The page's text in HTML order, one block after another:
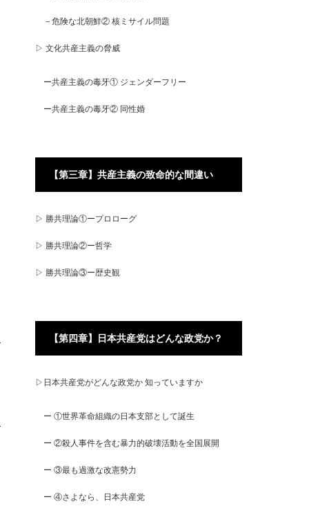
－危険な北朝鮮② 核ミサイル問題
▷ 文化共産主義の脅威
ー共産主義の毒牙① ジェンダーフリー
ー共産主義の毒牙② 同性婚
【第三章】共産主義の致命的な間違い
▷ 勝共理論①ープロローグ
▷ 勝共理論②ー哲学
▷ 勝共理論③ー歴史観
【第四章】日本共産党はどんな政党か？
▷日本共産党がどんな政党か 知っていますか
ー ①世界革命組織の日本支部として誕生
ー ②殺人事件を含む暴力的破壊活動を全国展開
ー ③最も過激な改憲勢力
ー ④さよなら、日本共産党